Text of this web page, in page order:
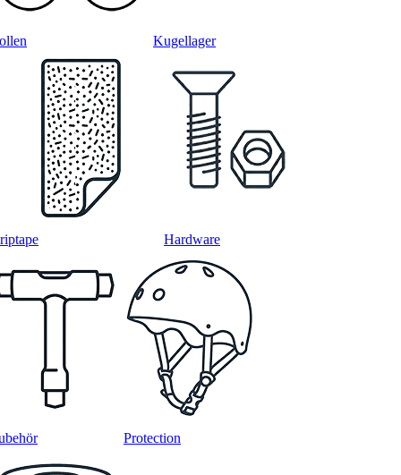
Kugellager
Hardware
Protection